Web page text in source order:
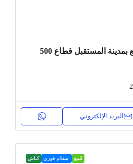
البريد الإلكتروني
للبيع استلام فوري كـاش